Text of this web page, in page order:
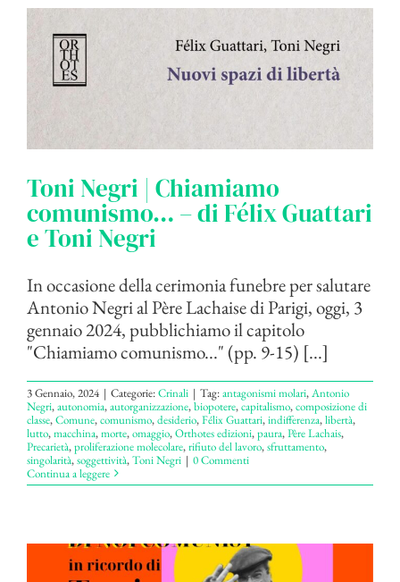
Toni Negri | Chiamiamo
comunismo… – di Félix Guattari
e Toni Negri
In occasione della cerimonia funebre per salutare
Antonio Negri al Père Lachaise di Parigi, oggi, 3
gennaio 2024, pubblichiamo il capitolo
"Chiamiamo comunismo..." (pp. 9-15) [...]
3 Gennaio, 2024 | Categorie:Crinali | Tag:antagonismi molari,Antonio
Negri,autonomia,autorganizzazione,biopotere,capitalismo,composizione di
classe,Comune,comunismo,desiderio,Félix Guattari,indifferenza,libertà,
lutto,macchina,morte,omaggio,Orthotes edizioni,paura,Père Lachais,
Precarietà,proliferazione molecolare,rifiuto del lavoro,sfruttamento,
singolarità,soggettività,Toni Negri | 0 Commenti
Continua a leggere